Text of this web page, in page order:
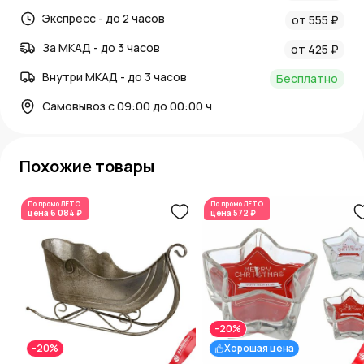
Экспресс - до 2 часов
от 555 ₽
За МКАД - до 3 часов
от 425 ₽
Внутри МКАД - до 3 часов
Бесплатно
Самовывоз с 09:00 до 00:00 ч
Похожие товары
По промоЛЕТО
цена 6 084 ₽
-20%
По промоЛЕТО
цена 572 ₽
Хорошая цена
-20%